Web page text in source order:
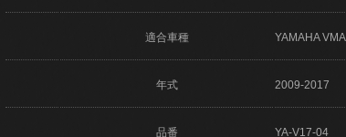
適合車種 YAMAHA
年式 2009-2017
品番 YA-V17-04